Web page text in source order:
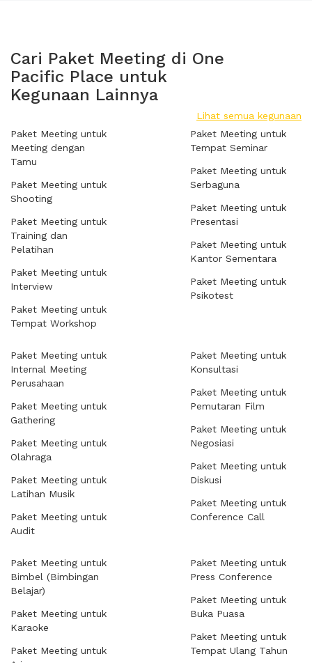
Cari Paket Meeting di One
Pacific Place untuk
Kegunaan Lainnya
Lihat semua kegunaan
Paket Meeting untuk
Meeting dengan
Tamu
Paket Meeting untuk
Shooting
Paket Meeting untuk
Training dan
Pelatihan
Paket Meeting untuk
Interview
Paket Meeting untuk
Tempat Workshop
Paket Meeting untuk
Tempat Seminar
Paket Meeting untuk
Serbaguna
Paket Meeting untuk
Presentasi
Paket Meeting untuk
Kantor Sementara
Paket Meeting untuk
Psikotest
Paket Meeting untuk
Internal Meeting
Perusahaan
Paket Meeting untuk
Gathering
Paket Meeting untuk
Olahraga
Paket Meeting untuk
Latihan Musik
Paket Meeting untuk
Audit
Paket Meeting untuk
Konsultasi
Paket Meeting untuk
Pemutaran Film
Paket Meeting untuk
Negosiasi
Paket Meeting untuk
Diskusi
Paket Meeting untuk
Conference Call
Paket Meeting untuk
Bimbel (Bimbingan
Belajar)
Paket Meeting untuk
Karaoke
Paket Meeting untuk
Paket Meeting untuk
Press Conference
Paket Meeting untuk
Buka Puasa
Paket Meeting untuk
Tempat Ulang Tahun